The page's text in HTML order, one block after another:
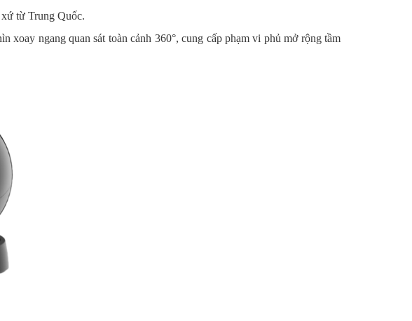
từ Trung Quốc.
xoay ngang quan sát toàn cảnh 360°, cung cấp phạm vi phủ mở rộng tầm